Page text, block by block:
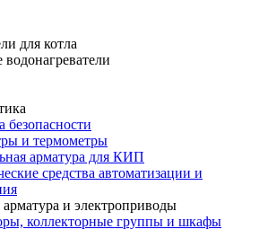
для котла
безопасности
и термометры
арматура для КИП
средства автоматизации и
и электроприводы
коллекторные группы и шкафы